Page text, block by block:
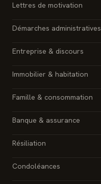
Lettres de motivation
Démarches administratives
Entreprise & discours
Immobilier & habitation
Famille & consommation
Banque & assurance
Résiliation
Condoléances